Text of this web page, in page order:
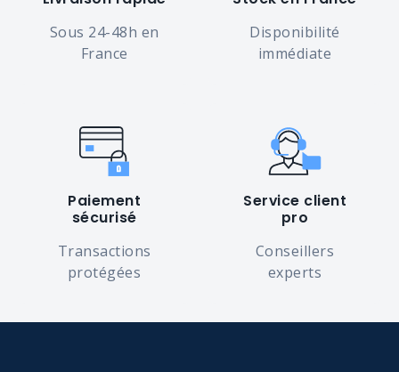
Sous 24-48h en
France
Disponibilité
immédiate
Paiement
sécurisé
Transactions
protégées
Service client
pro
Conseillers
experts